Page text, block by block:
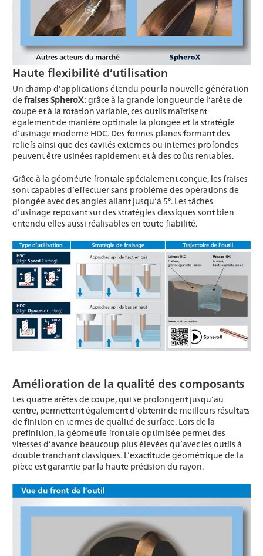
Haute flexibilité d’utilisation
Un champ d’applications étendu pour la nouvelle génération
de fraises SpheroX: grâce à la grande longueur de l’arête de
coupe et à la rotation variable, ces outils maîtrisent
également de manière optimale la plongée et la stratégie
d’usinage moderne HDC. Des formes planes formant des
reliefs ainsi que des cavités externes ou internes profondes
peuvent être usinées rapidement et à des coûts rentables.
Grâce à la géométrie frontale spécialement conçue, les fraises
sont capables d’effectuer sans problème des opérations de
plongée avec des angles allant jusqu’à 5°. Les tâches
d’usinage reposant sur des stratégies classiques sont bien
entendu elles aussi réalisables en toute fiabilité.
Amélioration de la qualité des composants
Les quatre arêtes de coupe, qui se prolongent jusqu’au
centre, permettent également d’obtenir de meilleurs résultats
de finition en termes de qualité de surface. Lors de la
préfinition, la géométrie frontale optimisée permet des
vitesses d’avance beaucoup plus élevées qu’avec les outils à
double tranchant classiques. L’exactitude géométrique de la
pièce est garantie par la haute précision du rayon.